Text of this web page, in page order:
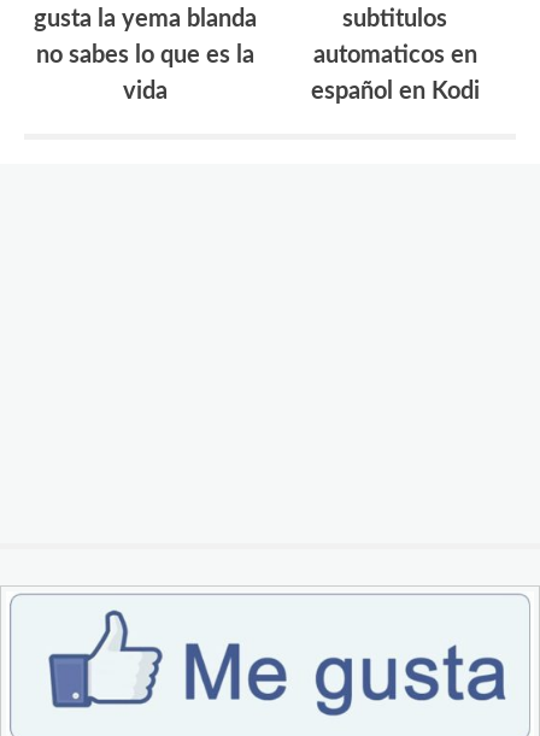
gusta la yema blanda
no sabes lo que es la
vida
subtitulos
automaticos en
español en Kodi